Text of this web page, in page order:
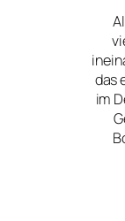
das
im